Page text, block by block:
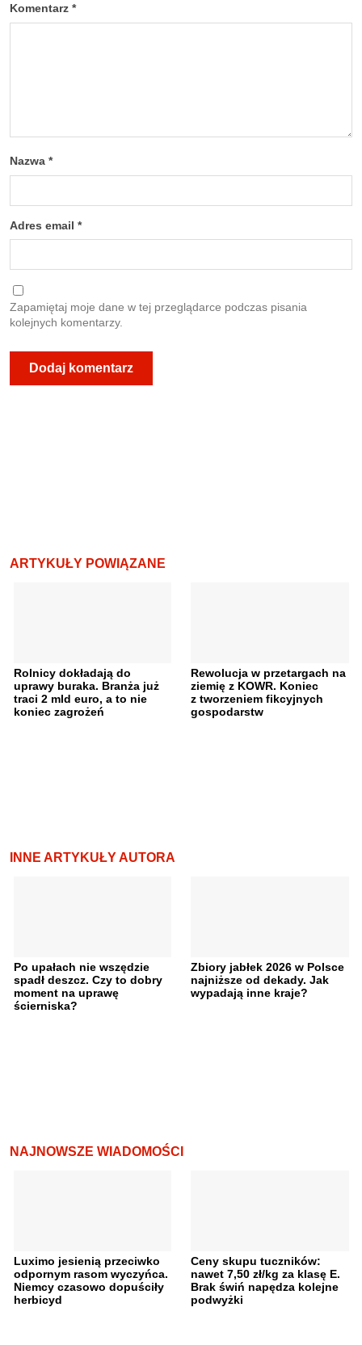
Komentarz *
Nazwa *
Adres email *
Zapamiętaj moje dane w tej przeglądarce podczas pisania
kolejnych komentarzy.
ARTYKUŁY POWIĄZANE
Rolnicy dokładają do
uprawy buraka. Branża już
traci 2 mld euro, a to nie
koniec zagrożeń
Rewolucja w przetargach na
ziemię z KOWR. Koniec
z tworzeniem fikcyjnych
gospodarstw
INNE ARTYKUŁY AUTORA
Po upałach nie wszędzie
spadł deszcz. Czy to dobry
moment na uprawę
ścierniska?
Zbiory jabłek 2026 w Polsce
najniższe od dekady. Jak
wypadają inne kraje?
NAJNOWSZE WIADOMOŚCI
Luximo jesienią przeciwko
odpornym rasom wyczyńca.
Niemcy czasowo dopuściły
herbicyd
Ceny skupu tuczników:
nawet 7,50 zł/kg za klasę E.
Brak świń napędza kolejne
podwyżki